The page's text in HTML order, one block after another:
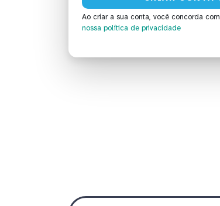
Ao criar a sua conta, você concorda com
nossa política de privacidade